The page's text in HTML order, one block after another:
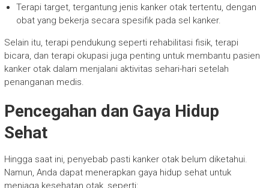
Terapi target, tergantung jenis kanker otak tertentu, dengan
obat yang bekerja secara spesifik pada sel kanker.
Selain itu, terapi pendukung seperti rehabilitasi fisik, terapi
bicara, dan terapi okupasi juga penting untuk membantu pasien
kanker otak dalam menjalani aktivitas sehari-hari setelah
penanganan medis.
Pencegahan dan Gaya Hidup
Sehat
Hingga saat ini, penyebab pasti kanker otak belum diketahui.
Namun, Anda dapat menerapkan gaya hidup sehat untuk
menjaga kesehatan otak, seperti: